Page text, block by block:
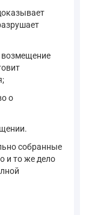
возмещение
о
собранные
и то же дело